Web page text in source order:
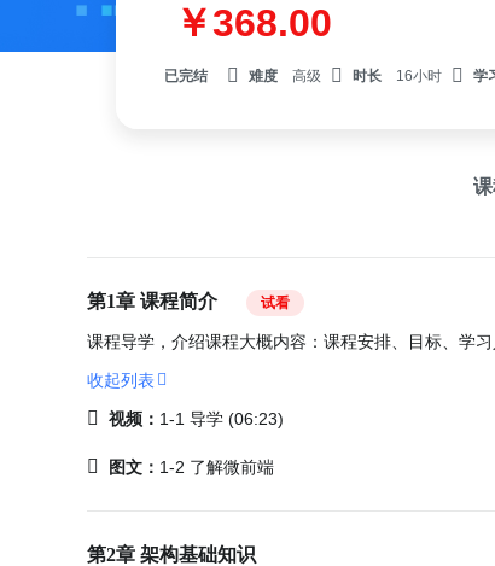
￥368.00
已完结 难度 高级 时长 16小时 学
第1章 课程简介 试看
课程导学，介绍课程大概内容：课程安排、目标、学习
收起列表
视频： 1-1 导学 (06:23)
图文： 1-2 了解微前端
第2章 架构基础知识